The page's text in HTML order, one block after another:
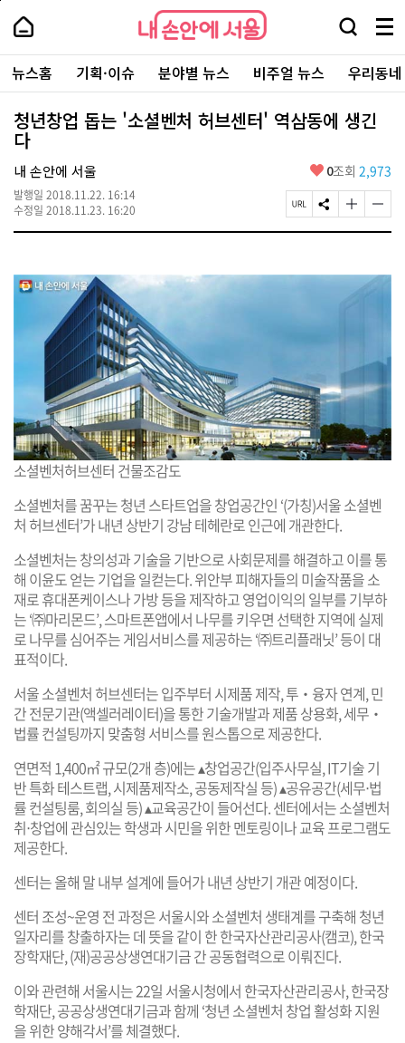
본
로
가
내
손
안
에
서
울
-
서
울
시
대
표
소
통
포
내
손
에
울
검
창
열
기
메
뉴
전
체
보
주
요
서
뉴스홈 기획·이슈 분야별 뉴스 비주얼 뉴스 우리동
청년창업 돕는 '소셜벤처 허브센터' 역삼동에 생긴
다
내 손안에 서울
발행일 2018.11.22. 16:14
수정일 2018.11.23. 16:20
좋
요
0조회 2,973
페
이
R
S
N
유
하
글
자
크
게
글
자
작
게
소셜벤처허브센터 건물조감도
소셜벤처를 꿈꾸는 청년 스타트업을 창업공간인 ‘(가칭)서울 소셜벤
처 허브센터’가 내년 상반기 강남 테헤란로 인근에 개관한다.
소셜벤처는 창의성과 기술을 기반으로 사회문제를 해결하고 이를 통
해 이윤도 얻는 기업을 일컫는다. 위안부 피해자들의 미술작품을 소
재로 휴대폰케이스나 가방 등을 제작하고 영업이익의 일부를 기부하
는 ‘㈜마리몬드’, 스마트폰앱에서 나무를 키우면 선택한 지역에 실제
로 나무를 심어주는 게임서비스를 제공하는 ‘㈜트리플래닛’ 등이 대
표적이다.
서울 소셜벤처 허브센터는 입주부터 시제품 제작, 투‧융자 연계, 민
간 전문기관(액셀러레이터)을 통한 기술개발과 제품 상용화, 세무‧
법률 컨설팅까지 맞춤형 서비스를 원스톱으로 제공한다.
연면적 1,400㎡ 규모(2개 층)에는 ▴창업공간(입주사무실, IT기술 기
반 특화 테스트랩, 시제품제작소, 공동제작실 등) ▴공유공간(세무‧법
률 컨설팅룸, 회의실 등) ▴교육공간이 들어선다. 센터에서는 소셜벤처
취‧창업에 관심있는 학생과 시민을 위한 멘토링이나 교육 프로그램도
제공한다.
센터는 올해 말 내부 설계에 들어가 내년 상반기 개관 예정이다.
센터 조성~운영 전 과정은 서울시와 소셜벤처 생태계를 구축해 청년
일자리를 창출하자는 데 뜻을 같이 한 한국자산관리공사(캠코), 한국
장학재단, (재)공공상생연대기금 간 공동협력으로 이뤄진다.
이와 관련해 서울시는 22일 서울시청에서 한국자산관리공사, 한국장
학재단, 공공상생연대기금과 함께 ‘청년 소셜벤처 창업 활성화 지원
을 위한 양해각서’를 체결했다.
페
상
단
로